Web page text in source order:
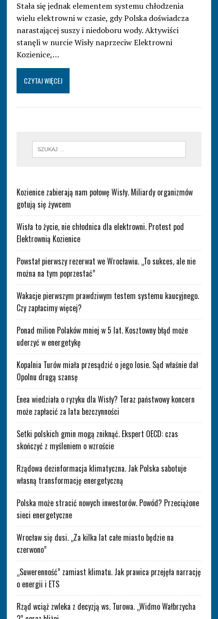
Stała się jednak elementem systemu chłodzenia
wielu elektrowni w czasie, gdy Polska doświadcza
narastającej suszy i niedoboru wody. Aktywiści
stanęli w nurcie Wisły naprzeciw Elektrowni
Kozienice,…
CZYTAJ WIĘCEJ
Kozienice zabierają nam połowę Wisły. Miliardy organizmów
gotują się żywcem
Wisła to życie, nie chłodnica dla elektrowni. Protest pod
Elektrownią Kozienice
Powstał pierwszy rezerwat we Wrocławiu. „To sukces, ale nie
można na tym poprzestać”
Wakacje pierwszym prawdziwym testem systemu kaucyjnego.
Czy zapłacimy więcej?
Ponad milion Polaków mniej w 5 lat. Kosztowny błąd może
uderzyć w energetykę
Kopalnia Turów miała przesądzić o jego losie. Sąd właśnie dał
Opolnu drugą szansę
Enea wiedziała o ryzyku dla Wisły? Teraz państwowy koncern
może zapłacić za lata bezczynności
Setki polskich gmin mogą zniknąć. Ekspert OECD: czas
skończyć z myśleniem o wzroście
Rządowa dezinformacja klimatyczna. Jak Polska sabotuje
własną transformację energetyczną
Polska może stracić nowych inwestorów. Powód? Przeciążone
sieci energetyczne
Wrocław się dusi. „Za kilka lat całe miasto będzie na
czerwono”
„Suwerenność” zamiast klimatu. Jak prawica przejęła narrację
o energii i ETS
Rząd wciąż zwleka z decyzją ws. Turowa. „Widmo Wałbrzycha